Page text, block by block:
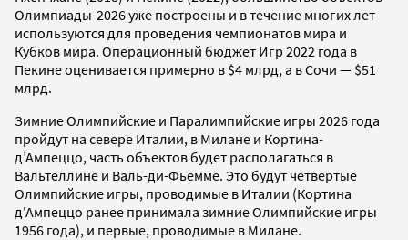
Олимпиады-2026 уже построены и в течение многих лет
используются для проведения чемпионатов мира и
Кубков мира. Операционный бюджет Игр 2022 года в
Пекине оценивается примерно в $4 млрд, а в Сочи — $51
млрд.
Зимние Олимпийские и Паралимпийские игры 2026 года
пройдут на севере Италии, в Милане и Кортина-
д’Ампеццо, часть объектов будет располагаться в
Вальтеллине и Валь-ди-Фьемме. Это будут четвертые
Олимпийские игры, проводимые в Италии (Кортина
д'Ампеццо ранее принимала зимние Олимпийские игры
1956 года), и первые, проводимые в Милане.